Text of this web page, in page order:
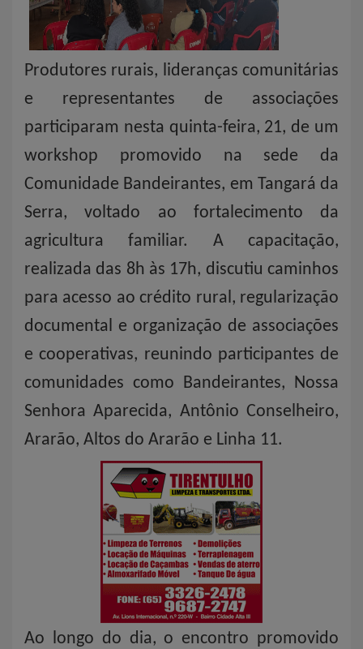
Produtores rurais, lideranças comunitárias
e representantes de associações
participaram nesta quinta-feira, 21, de um
workshop promovido na sede da
Comunidade Bandeirantes, em Tangará da
Serra, voltado ao fortalecimento da
agricultura familiar. A capacitação,
realizada das 8h às 17h, discutiu caminhos
para acesso ao crédito rural, regularização
documental e organização de associações
e cooperativas, reunindo participantes de
comunidades como Bandeirantes, Nossa
Senhora Aparecida, Antônio Conselheiro,
Ararão, Altos do Ararão e Linha 11.
Ao longo do dia, o encontro promovido